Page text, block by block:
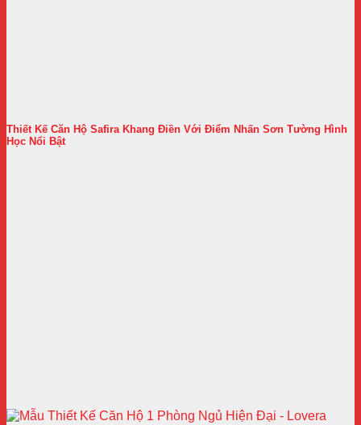
Thiết Kế Căn Hộ Safira Khang Điền Với Điểm Nhấn Sơn Tường Hình
Học Nổi Bật